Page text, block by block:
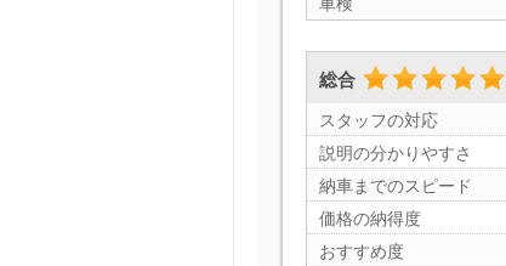
総合
スタッフの対応
説明の分かりやすさ
納車までのスピード
価格の納得度
おすすめ度